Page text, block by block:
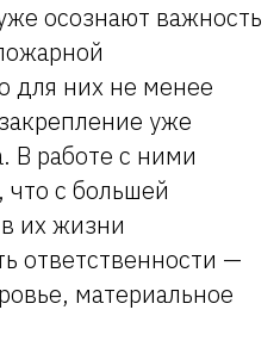
осознают важность
для них не менее
уже
В работе с ними
с большей
их жизни
ответственности —
материальное